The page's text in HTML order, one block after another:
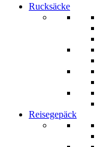
Rucksäcke
Reisegepäck